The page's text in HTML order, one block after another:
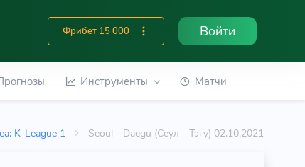
Фрибет 15 000 Войти
Инструменты Матчи
K-League 1 Seoul - Daegu (Сеул - Тэгу) 02.10.2021